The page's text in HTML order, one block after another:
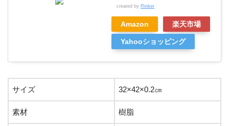
created by Rinker
Amazon 楽天市場
Yahooショッピング
サイズ 32×42×0.2㎝
素材 樹脂